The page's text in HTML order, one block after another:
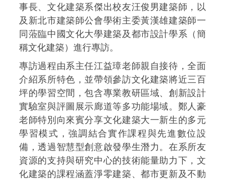
事長、文化建築系傑出校友汪俊男建築師，以
及新北市建築師公會學術主委黃漢雄建築師一
同蒞臨中國文化大學建築及都市設計學系（簡
稱文化建築）進行專訪。
專訪過程由系主任江益璋老師親自接待，全面
介紹系所特色，並帶領參訪文化建築將近三百
坪的學習空間，包含專業教研區域、創新設計
實驗室與評圖展示廊道等多功能場域。鄭人豪
老師特別向來賓分享文化建築大一新生的多元
學習模式，強調結合實作課程與先進數位設
備，透過智慧型創意啟發學生潛力。在系所友
資源的支持與研究中心的技術能量助力下，文
化建築的課程涵蓋淨零建築、都市更新及不動